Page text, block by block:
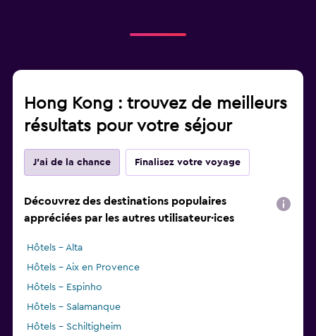
Hong Kong : trouvez de meilleurs
résultats pour votre séjour
J'ai de la chance Finalisez votre voyage
Découvrez des destinations populaires
appréciées par les autres utilisateur·ices
Hôtels - Alta
Hôtels - Aix en Provence
Hôtels - Espinho
Hôtels - Salamanque
Hôtels - Schiltigheim